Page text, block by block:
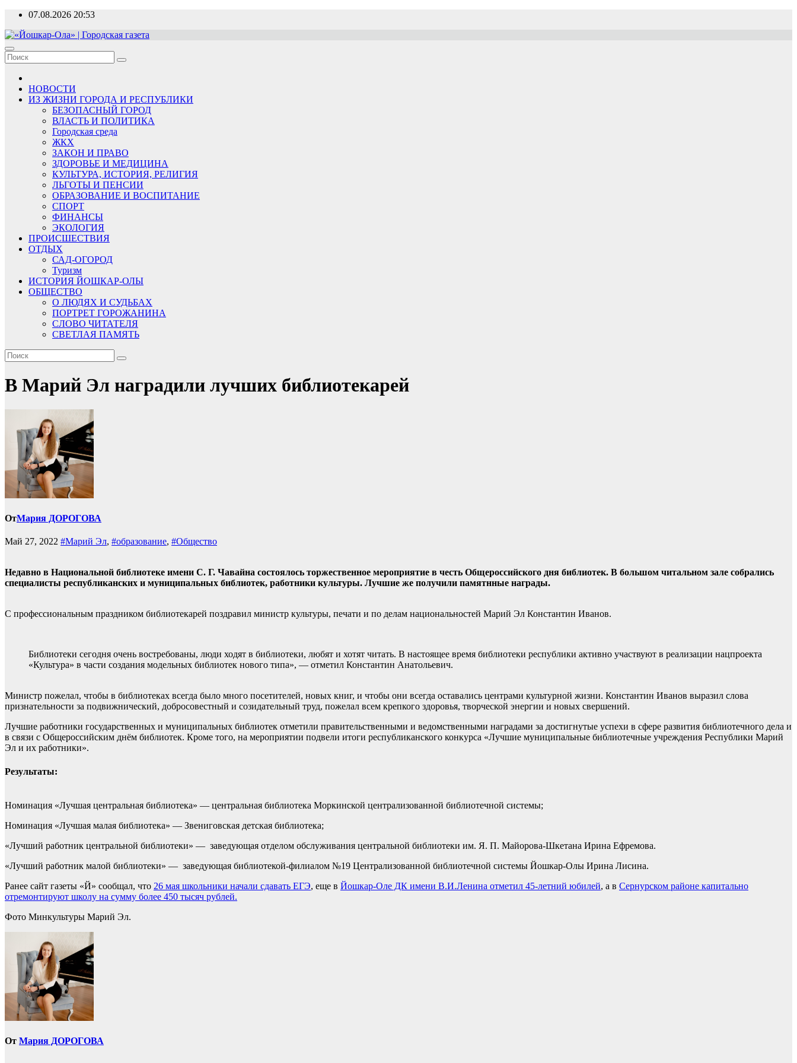
Перейти
содержимому
07.08.2026 20:53
«Йошкар-Ола» | Городская газета
Новости, события, люди
НОВОСТИ
ИЗ ЖИЗНИ ГОРОДА И РЕСПУБЛИКИ
БЕЗОПАСНЫЙ ГОРОД
ВЛАСТЬ И ПОЛИТИКА
Городская среда
ЖКХ
ЗАКОН И ПРАВО
ЗДОРОВЬЕ И МЕДИЦИНА
КУЛЬТУРА, ИСТОРИЯ, РЕЛИГИЯ
ЛЬГОТЫ И ПЕНСИИ
ОБРАЗОВАНИЕ И ВОСПИТАНИЕ
СПОРТ
ФИНАНСЫ
ЭКОЛОГИЯ
ПРОИСШЕСТВИЯ
ОТДЫХ
САД-ОГОРОД
Туризм
ИСТОРИЯ ЙОШКАР-ОЛЫ
ОБЩЕСТВО
О ЛЮДЯХ И СУДЬБАХ
ПОРТРЕТ ГОРОЖАНИНА
СЛОВО ЧИТАТЕЛЯ
СВЕТЛАЯ ПАМЯТЬ
В Марий Эл наградили лучших библиотекарей
ОтМария ДОРОГОВА
Май 27, 2022 #Марий Эл, #образование, #Общество
Недавно в Национальной библиотеке имени С. Г. Чавайна состоялось торжественное мероприятие в честь Общероссийского дня библиотек. В большом читальном зале собрались
специалисты республиканских и муниципальных библиотек, работники культуры. Лучшие же получили памятнные награды.
С профессиональным праздником библиотекарей поздравил министр культуры, печати и по делам национальностей Марий Эл Константин Иванов.
Библиотеки сегодня очень востребованы, люди ходят в библиотеки, любят и хотят читать. В настоящее время библиотеки республики активно участвуют в реализации нацпроекта
«Культура» в части создания модельных библиотек нового типа», — отметил Константин Анатольевич.
Министр пожелал, чтобы в библиотеках всегда было много посетителей, новых книг, и чтобы они всегда оставались центрами культурной жизни. Константин Иванов выразил слова
признательности за подвижнический, добросовестный и созидательный труд, пожелал всем крепкого здоровья, творческой энергии и новых свершений.
Лучшие работники государственных и муниципальных библиотек отметили правительственными и ведомственными наградами за достигнутые успехи в сфере развития библиотечного дела и
в связи с Общероссийским днём библиотек. Кроме того, на мероприятии подвели итоги республиканского конкурса «Лучшие муниципальные библиотечные учреждения Республики Марий
Эл и их работники».
Результаты:
Номинация «Лучшая центральная библиотека» — центральная библиотека Моркинской централизованной библиотечной системы;
Номинация «Лучшая малая библиотека» — Звениговская детская библиотека;
«Лучший работник центральной библиотеки» — заведующая отделом обслуживания центральной библиотеки им. Я. П. Майорова-Шкетана Ирина Ефремова.
«Лучший работник малой библиотеки» — заведующая библиотекой-филиалом №19 Централизованной библиотечной системы Йошкар-Олы Ирина Лисина.
Ранее сайт газеты «Й» сообщал, что 26 мая школьники начали сдавать ЕГЭ, еще в Йошкар-Оле ДК имени В.И.Ленина отметил 45-летний юбилей, а в Сернурском районе капитально
отремонтируют школу на сумму более 450 тысяч рублей.
Фото Минкультуры Марий Эл.
От Мария ДОРОГОВА